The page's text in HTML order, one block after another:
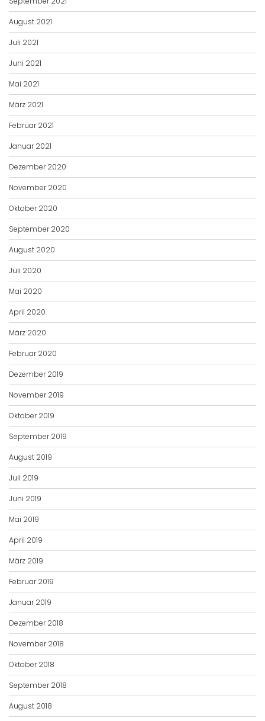
August 2021
Juli 2021
Juni 2021
Mai 2021
März 2021
Februar 2021
Januar 2021
Dezember 2020
November 2020
Oktober 2020
September 2020
August 2020
Juli 2020
Mai 2020
April 2020
März 2020
Februar 2020
Dezember 2019
November 2019
Oktober 2019
September 2019
August 2019
Juli 2019
Juni 2019
Mai 2019
April 2019
März 2019
Februar 2019
Januar 2019
Dezember 2018
November 2018
Oktober 2018
September 2018
August 2018